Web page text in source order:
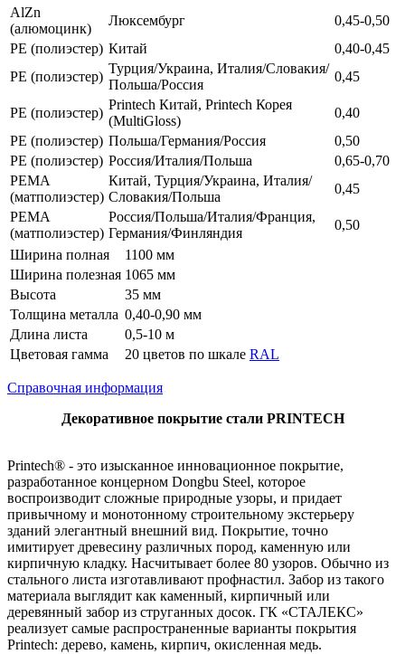
AlZn
(алюмоцинк)
Люксембург
0,45-0,50
РЕ (полиэстер) Китай
0,40-0,45
РЕ (полиэстер)
Турция/Украина, Италия/Словакия/
Польша/Россия
0,45
РЕ (полиэстер)
Printech Китай, Printech Корея
(MultiGloss)
0,40
РЕ (полиэстер) Польша/Германия/Россия
0,50
РЕ (полиэстер) Россия/Италия/Польша
0,65-0,70
РЕМА
(матполиэстер)
Китай, Турция/Украина, Италия/
Словакия/Польша
0,45
РЕМА
(матполиэстер)
Россия/Польша/Италия/Франция,
Германия/Финляндия
0,50
Ширина полная
1100 мм
Ширина полезная 1065 мм
Высота
35 мм
Толщина металла 0,40-0,90 мм
Длина листа
0,5-10 м
Цветовая гамма
20 цветов по шкале RAL
Справочная информация
Декоративное покрытие стали PRINTECH
Printech® - это изысканное инновационное покрытие,
разработанное концерном Dongbu Steel, которое
воспроизводит сложные природные узоры, и придает
привычному и монотонному строительному экстерьеру
зданий элегантный внешний вид. Покрытие, точно
имитирует древесину различных пород, каменную или
кирпичную кладку. Насчитывает более 80 узоров. Обычно из
стального листа изготавливают профнастил. Забор из такого
материала выглядит как каменный, кирпичный или
деревянный забор из струганных досок. ГК «СТАЛЕКС»
реализует самые распространенные варианты покрытия
Printech: дерево, камень, кирпич, окисленная медь.